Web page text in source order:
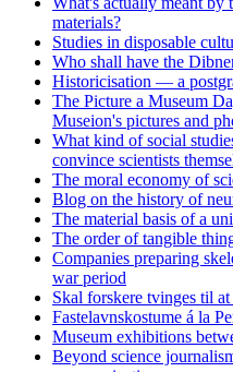
materials?
Studies in disposable
Who shall have the
Historicisation — a
The Picture a Museum
Museion's pictures and
What kind of social
convince scientists
The moral economy of
Blog on the history of
The material basis of a
The order of tangible
Companies preparing
war period
Skal forskere tvinges til
Fastelavnskostume á la
Museum exhibitions
Beyond science